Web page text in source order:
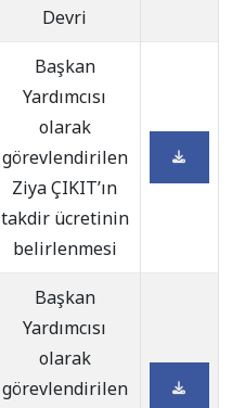
Devri
Başkan
Yardımcısı
olarak
görevlendirilen
Ziya ÇIKIT’ın
takdir ücretinin
belirlenmesi
Başkan
Yardımcısı
olarak
görevlendirilen